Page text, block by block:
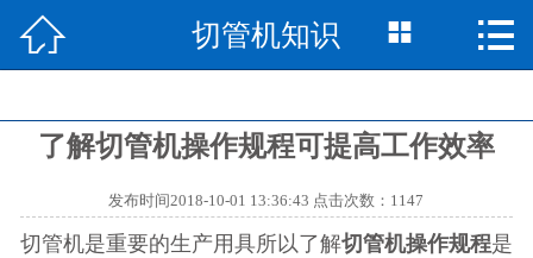
网站首页
切管机知识
切管机资讯
 切管机知识  
了解切管机操作规程可提高工作效率
发布时间2018-10-01 13:36:43 点击次数：1147
切管机是重要的生产用具所以了解切管机操作规程是